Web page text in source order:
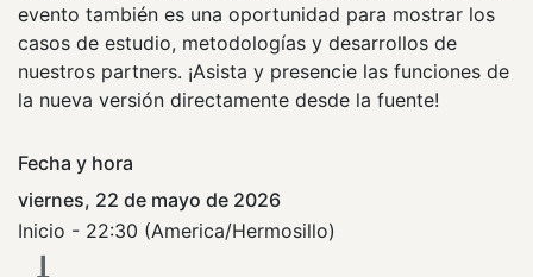
evento también es una oportunidad para mostrar los
casos de estudio, metodologías y desarrollos de
nuestros partners. ¡Asista y presencie las funciones de
la nueva versión directamente desde la fuente!
Fecha y hora
viernes, 22 de mayo de 2026
Inicio - 22:30 (America/Hermosillo)